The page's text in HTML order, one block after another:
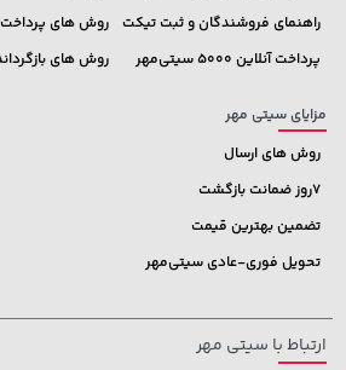
راهنمای فروشندگان و ثبت تیکت
پرداخت آنلاین 5000 سیتی‌مهر
روش های پرداخت
روش های
مزایای سیتی مهر
روش های ارسال
7روز ضمانت بازگشت
تضمین بهترین قیمت
تحویل فوری-عادی سیتی‌مهر
ارتباط با سیتی مهر